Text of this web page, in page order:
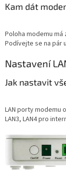
Kam dát
Poloha modemu má
Podívejte se na pár
Nastavení
Jak nastavit
LAN porty modemu
LAN3, LAN4 pro